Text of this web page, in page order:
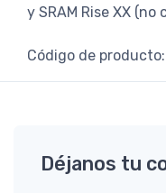
y SRAM Rise XX
Código de producto:
Déjanos tu